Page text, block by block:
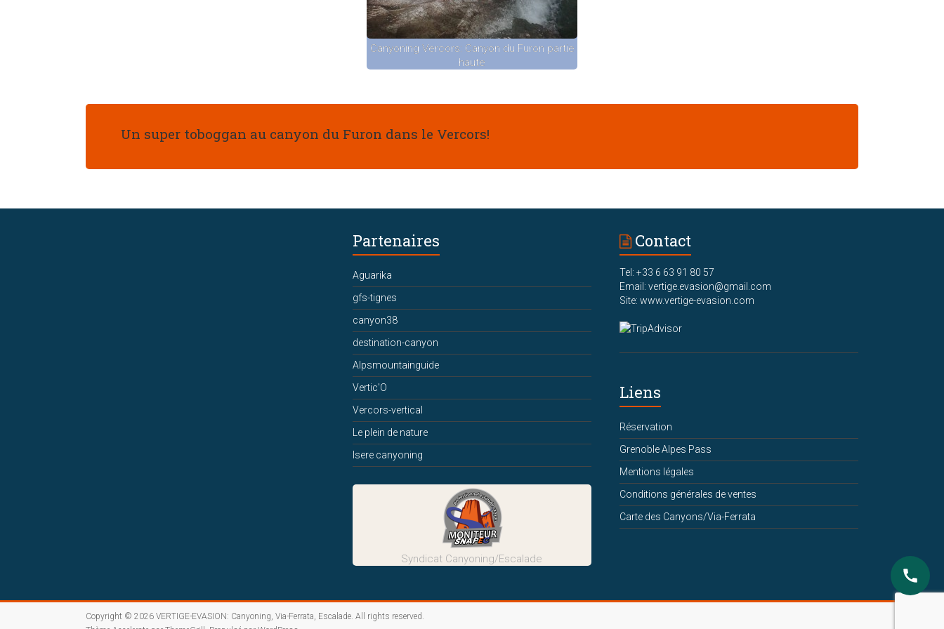
Canyoning Vercors: Canyon du Furon partie
haute
Un super toboggan au canyon du Furon dans le Vercors!
Partenaires
Aguarika
gfs-tignes
canyon38
destination-canyon
Alpsmountainguide
Vertic'O
Vercors-vertical
Le plein de nature
Isere canyoning
Syndicat Canyoning/Escalade
Contact
Tel: +33 6 63 91 80 57
Email: vertige.evasion@gmail.com
Site: www.vertige-evasion.com
Liens
Réservation
Grenoble Alpes Pass
Mentions légales
Conditions générales de ventes
Carte des Canyons/Via-Ferrata
Copyright © 2026 VERTIGE-EVASION: Canyoning, Via-Ferrata, Escalade. All rights reserved.